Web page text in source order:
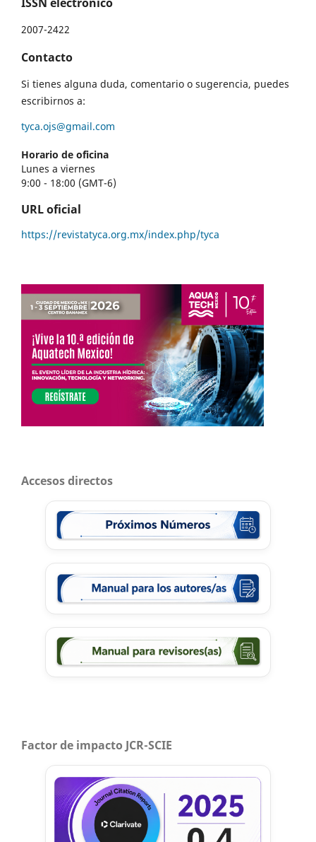
2007-2422
Contacto
Si tienes alguna duda, comentario o sugerencia, puedes
escribirnos a:
tyca.ojs@gmail.com
Horario de oficina
Lunes a viernes
9:00 - 18:00 (GMT-6)
URL oficial
https://revistatyca.org.mx/index.php/tyca
Accesos directos
Factor de impacto JCR-SCIE